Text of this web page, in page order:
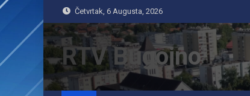
Četvrtak, 6 Augusta, 2026
RTV Bugojno